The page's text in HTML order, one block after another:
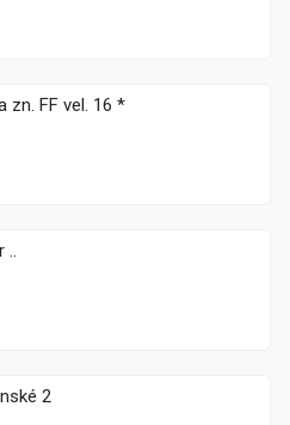
zn. FF vel. 16 *
..
pánské 2